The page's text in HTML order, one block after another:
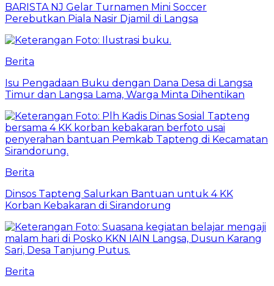
BARISTA NJ Gelar Turnamen Mini Soccer
Perebutkan Piala Nasir Djamil di Langsa
Berita
Isu Pengadaan Buku dengan Dana Desa di Langsa
Timur dan Langsa Lama, Warga Minta Dihentikan
Berita
Dinsos Tapteng Salurkan Bantuan untuk 4 KK
Korban Kebakaran di Sirandorung
Berita